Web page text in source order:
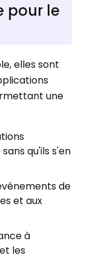
pour le
elles sont
une
qu'ils s'en
de
et aux
à
les